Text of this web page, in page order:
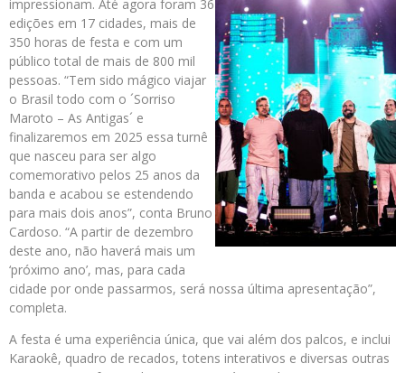
impressionam. Até agora foram 36
edições em 17 cidades, mais de
350 horas de festa e com um
público total de mais de 800 mil
pessoas. “Tem sido mágico viajar
o Brasil todo com o ´Sorriso
Maroto – As Antigas´ e
finalizaremos em 2025 essa turnê
que nasceu para ser algo
comemorativo pelos 25 anos da
banda e acabou se estendendo
para mais dois anos”, conta Bruno
Cardoso. “A partir de dezembro
deste ano, não haverá mais um
‘próximo ano’, mas, para cada
cidade por onde passarmos, será nossa última apresentação”,
completa.
A festa é uma experiência única, que vai além dos palcos, e inclui
Karaokê, quadro de recados, totens interativos e diversas outras